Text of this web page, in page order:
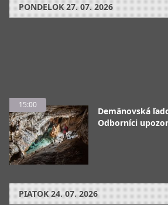
PONDELOK 27. 07. 2026
15:00
Demänovská
Odborníci
PIATOK 24. 07. 2026